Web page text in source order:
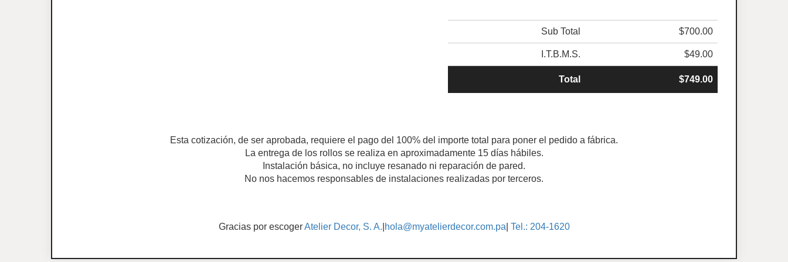
Sub Total $700.00
I.T.B.M.S. $49.00
Total $749.00
Esta cotización, de ser aprobada, requiere el pago del 100% del importe total para poner el pedido a fábrica.
La entrega de los rollos se realiza en aproximadamente 15 días hábiles.
Instalación básica, no incluye resanado ni reparación de pared.
No nos hacemos responsables de instalaciones realizadas por terceros.
Gracias por escogerAtelier Decor, S. A. hola@myatelierdecor.com.pa Tel.: 204-1620